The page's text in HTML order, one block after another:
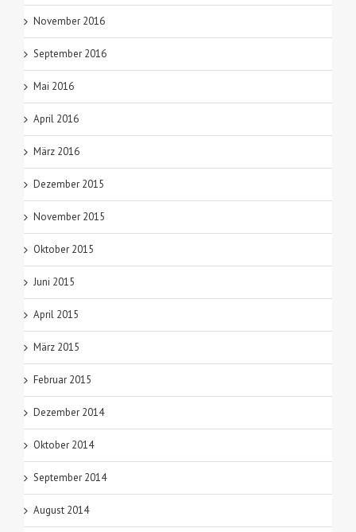
November 2016
September 2016
Mai 2016
April 2016
März 2016
Dezember 2015
November 2015
Oktober 2015
Juni 2015
April 2015
März 2015
Februar 2015
Dezember 2014
Oktober 2014
September 2014
August 2014